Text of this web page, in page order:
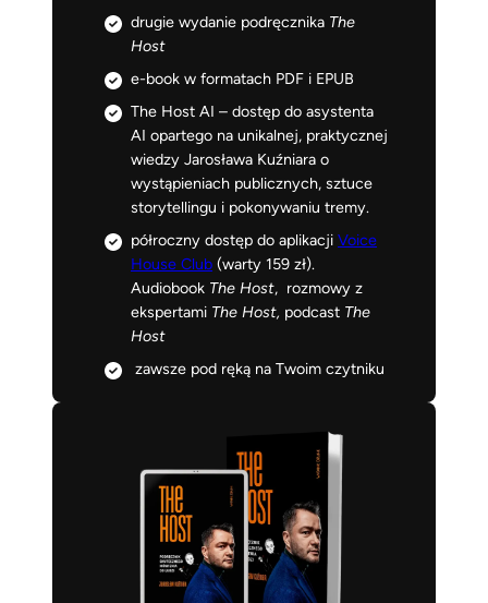
drugie wydanie podręcznika The
Host
e-book w formatach PDF i EPUB
The Host AI – dostęp do asystenta
AI opartego na unikalnej, praktycznej
wiedzy Jarosława Kuźniara o
wystąpieniach publicznych, sztuce
storytellingu i pokonywaniu tremy.
półroczny dostęp do aplikacji Voice
House Club (warty 159 zł).
Audiobook The Host, rozmowy z
ekspertami The Host, podcast The
Host
zawsze pod ręką na Twoim czytniku